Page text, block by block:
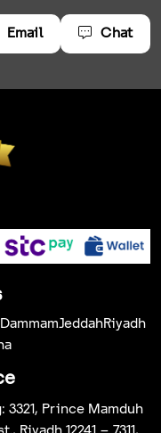
Chat
Email
Riyadh
Jeddah
Dammam
Prince Mamduh